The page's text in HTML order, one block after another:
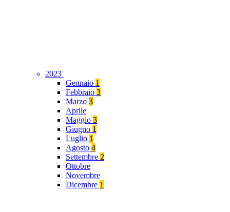
2023
Gennaio 1
Febbraio 3
Marzo 3
Aprile
Maggio 3
Giugno 1
Luglio 1
Agosto 4
Settembre 2
Ottobre
Novembre
Dicembre 1